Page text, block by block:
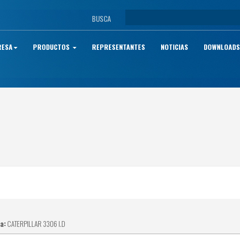
BUSCA
PRODUCTOS REPRESENTANTES NOTICIAS DOWNLOADS
CATERPILLAR 3306 I.D